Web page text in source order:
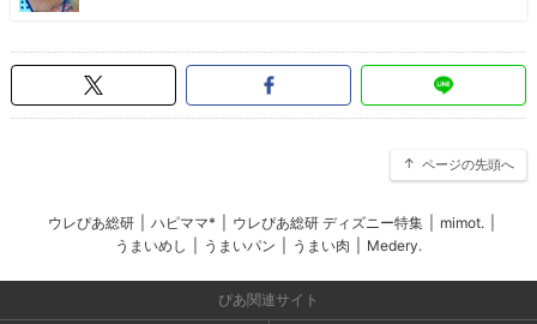
ページの先頭へ
ウレぴあ総研 ハピママ* ウレぴあ総研 ディズニー特集 mimot.
うまいめし
うまいパン うまい肉 Medery.
ぴあ関連サイト